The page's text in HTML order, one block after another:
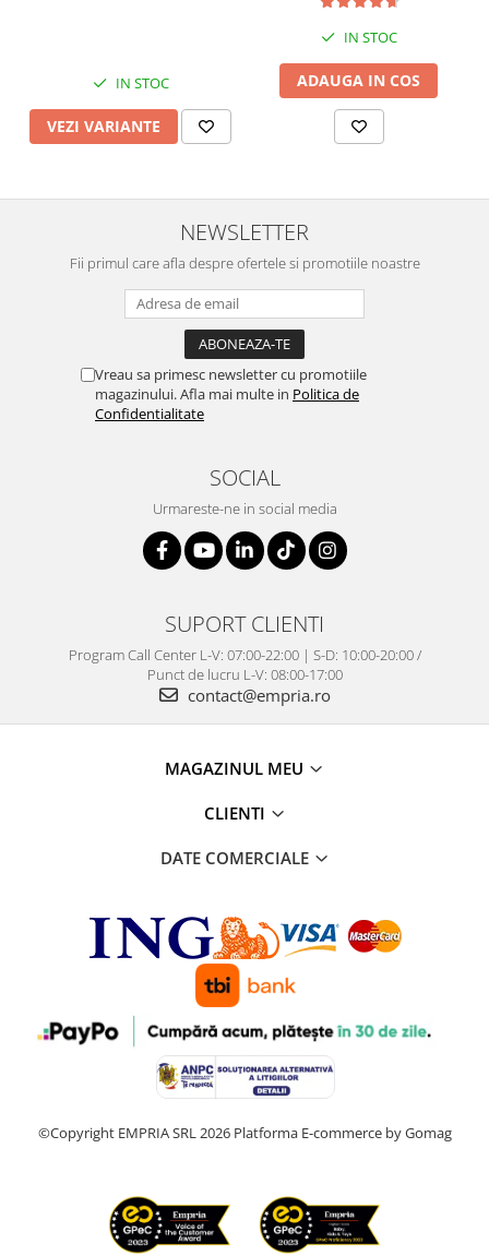
IN STOC
VEZI VARIANTE
IN STOC
ADAUGA IN COS
NEWSLETTER
Fii primul care afla despre ofertele si promotiile noastre
Vreau sa primesc newsletter cu promotiile
magazinului. Afla mai multe in Politica de
Confidentialitate
SOCIAL
Urmareste-ne in social media
SUPORT CLIENTI
Program Call Center L-V: 07:00-22:00 | S-D: 10:00-20:00 /
Punct de lucru L-V: 08:00-17:00
contact@empria.ro
MAGAZINUL MEU
CLIENTI
DATE COMERCIALE
©Copyright EMPRIA SRL 2026 Platforma E-commerce by Gomag